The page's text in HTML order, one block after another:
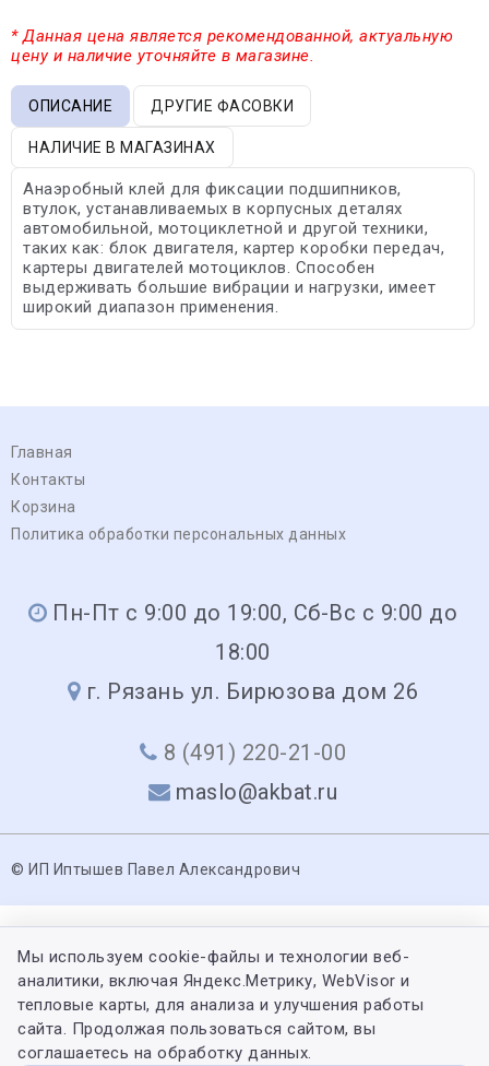
* Данная цена является рекомендованной, актуальную
цену и наличие уточняйте в магазине.
ОПИСАНИЕ ДРУГИЕ ФАСОВКИ
НАЛИЧИЕ В МАГАЗИНАХ
Анаэробный клей для фиксации подшипников,
втулок, устанавливаемых в корпусных деталях
автомобильной, мотоциклетной и другой техники,
таких как: блок двигателя, картер коробки передач,
картеры двигателей мотоциклов. Способен
выдерживать большие вибрации и нагрузки, имеет
широкий диапазон применения.
Главная
Контакты
Корзина
Политика обработки персональных данных
Пн-Пт с 9:00 до 19:00, Сб-Вс с 9:00 до
18:00
г. Рязань ул. Бирюзова дом 26
8 (491) 220-21-00
maslo@akbat.ru
© ИП Иптышев Павел Александрович
Мы используем cookie-файлы и технологии веб-
аналитики, включая Яндекс.Метрику, WebVisor и
тепловые карты, для анализа и улучшения работы
сайта. Продолжая пользоваться сайтом, вы
соглашаетесь на обработку данных.